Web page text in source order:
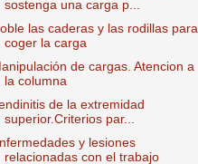
sostenga una carga p...
las caderas y las rodillas para
coger la carga
de cargas. Atencion a
la columna
de la extremidad
superior.Criterios par...
y lesiones
relacionadas con el trabajo